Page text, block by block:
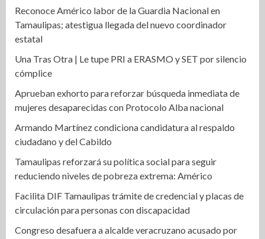
Reconoce Américo labor de la Guardia Nacional en
Tamaulipas; atestigua llegada del nuevo coordinador
estatal
Una Tras Otra | Le tupe PRI a ERASMO y SET por silencio
cómplice
Aprueban exhorto para reforzar búsqueda inmediata de
mujeres desaparecidas con Protocolo Alba nacional
Armando Martínez condiciona candidatura al respaldo
ciudadano y del Cabildo
Tamaulipas reforzará su política social para seguir
reduciendo niveles de pobreza extrema: Américo
Facilita DIF Tamaulipas trámite de credencial y placas de
circulación para personas con discapacidad
Congreso desafuera a alcalde veracruzano acusado por